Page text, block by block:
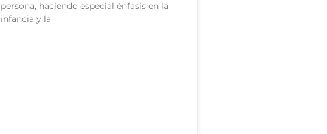
persona, haciendo especial énfasis en la
infancia y la